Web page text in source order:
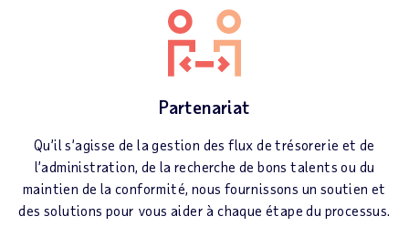
Partenariat
Qu’il s’agisse de la gestion des flux de trésorerie et de
l’administration, de la recherche de bons talents ou du
maintien de la conformité, nous fournissons un soutien et
des solutions pour vous aider à chaque étape du processus.